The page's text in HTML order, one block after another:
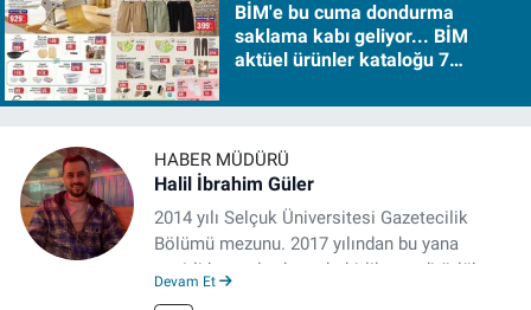
BİM'e bu cuma dondurma
saklama kabı geliyor... BİM
aktüel ürünler kataloğu 7
HABER MÜDÜRÜ
Halil İbrahim Güler
2014 yılı Selçuk Üniversitesi Gazetecilik
Bölümü mezunu. 2017 yılından bu yana
çeşitli kurumlarda muhabirlik ve editörlük
Devam Et